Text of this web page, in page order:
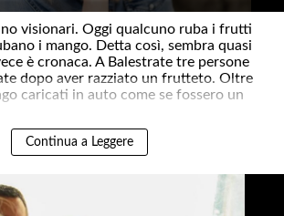
visionari. Oggi qualcuno ruba i frutti
i mango. Detta così, sembra quasi
è cronaca. A Balestrate tre persone
dopo aver razziato un frutteto. Oltre
caricati in auto come se fossero un
Continua a Leggere